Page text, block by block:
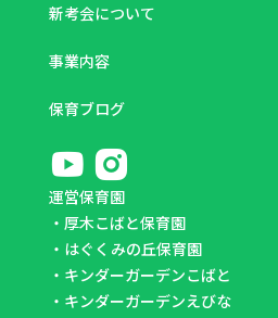
新考会について
事業内容
保育ブログ
運営保育園
・ 厚木こばと保育園
・ はぐくみの丘保育園
・ キンダーガーデンこばと
・ キンダーガーデンえびな